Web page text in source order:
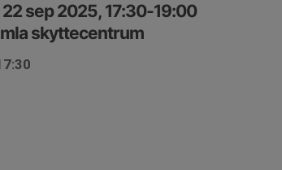
sep 2025, 17:30-19:00
skyttecentrum